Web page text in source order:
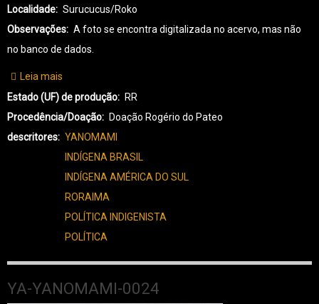
Localidade
Surucucus/Roko
Observações
A foto se encontra digitalizada no acervo, mas não
no banco de dados.
Leia mais
YA-
YANOMAMI-
0031
Estado (UF) de produção
RR
Procedência/Doação
Doação Rogério do Pateo
descritores
YANOMAMI
INDÍGENA BRASIL
INDÍGENA AMÉRICA DO SUL
RORAIMA
POLÍTICA INDIGENISTA
POLÍTICA
YA-YANOMAMI-0024